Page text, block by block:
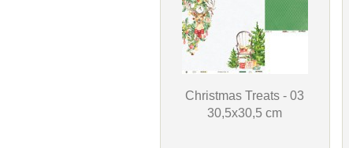
Christmas Treats - 03
30,5x30,5 cm